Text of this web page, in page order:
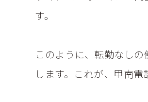
す。
このように、転勤なし
します。これが、甲南電